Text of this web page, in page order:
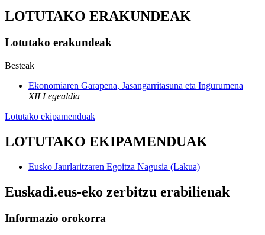
LOTUTAKO ERAKUNDEAK
Lotutako erakundeak
Besteak
Ekonomiaren Garapena, Jasangarritasuna eta Ingurumena
XII Legealdia
Lotutako ekipamenduak
LOTUTAKO EKIPAMENDUAK
Eusko Jaurlaritzaren Egoitza Nagusia (Lakua)
Euskadi.eus-eko zerbitzu erabilienak
Informazio orokorra